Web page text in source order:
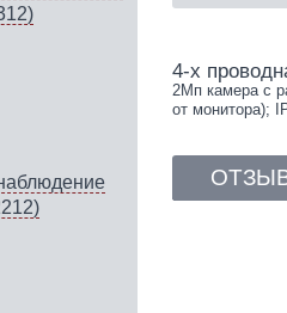
4-х
2Мп камера с
от монитора);